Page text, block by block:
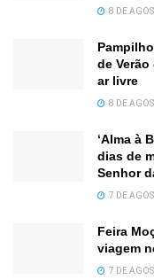
8 DE
de
ar livre
8 DE
‘Alma à
dias de
Senhor
7 DE
Feira
viagem
7 DE